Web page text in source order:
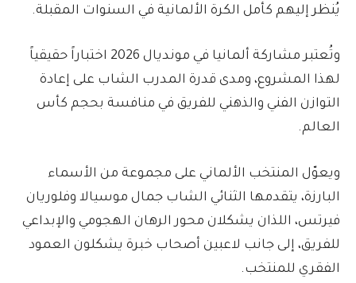
يُنظر إليهم كأمل الكرة الألمانية في السنوات المقبلة.
وتُعتبر مشاركة ألمانيا في مونديال 2026 اختباراً حقيقياً
لهذا المشروع، ومدى قدرة المدرب الشاب على إعادة
التوازن الفني والذهني للفريق في منافسة بحجم كأس
العالم.
ويعوّل المنتخب الألماني على مجموعة من الأسماء
البارزة، يتقدمها الثنائي الشاب جمال موسيالا وفلوريان
فيرتس، اللذان يشكلان محور الرهان الهجومي والإبداعي
للفريق، إلى جانب لاعبين أصحاب خبرة يشكلون العمود
الفقري للمنتخب.